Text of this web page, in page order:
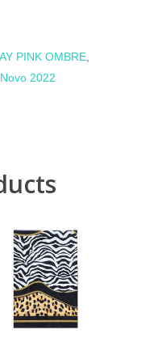
PINK OMBRE
Novo 2022
370,00RSD